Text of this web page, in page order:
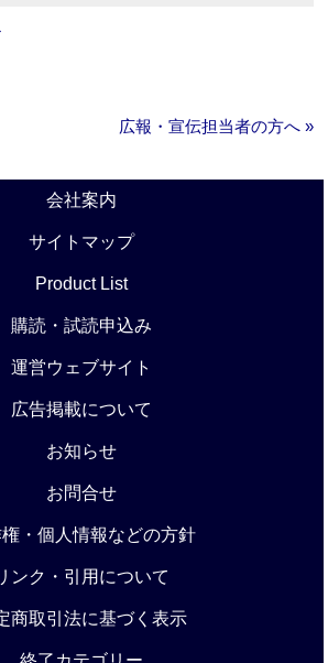
広報・宣伝担当者の方へ »
会社案内
サイトマップ
Product List
購読・試読申込み
運営ウェブサイト
広告掲載について
お知らせ
お問合せ
・個人情報などの方針
ンク・引用について
商取引法に基づく表示